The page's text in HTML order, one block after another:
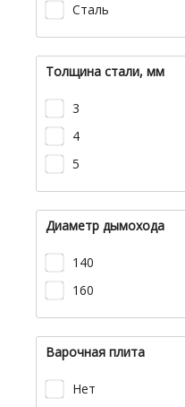
Сталь
Толщина стали, мм
3
4
5
Диаметр дымохода
140
160
Варочная плита
Нет